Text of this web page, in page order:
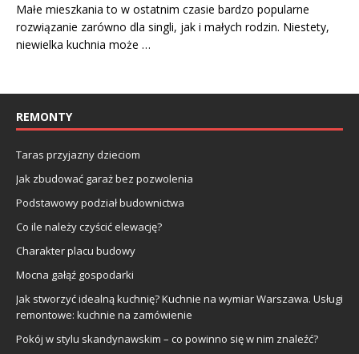
Małe mieszkania to w ostatnim czasie bardzo popularne
rozwiązanie zarówno dla singli, jak i małych rodzin. Niestety,
niewielka kuchnia może …
REMONTY
Taras przyjazny dzieciom
Jak zbudować garaż bez pozwolenia
Podstawowy podział budownictwa
Co ile należy czyścić elewację?
Charakter placu budowy
Mocna gałąź gospodarki
Jak stworzyć idealną kuchnię? Kuchnie na wymiar Warszawa. Usługi
remontowe: kuchnie na zamówienie
Pokój w stylu skandynawskim – co powinno się w nim znaleźć?